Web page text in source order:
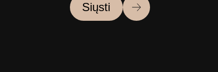
Siųsti